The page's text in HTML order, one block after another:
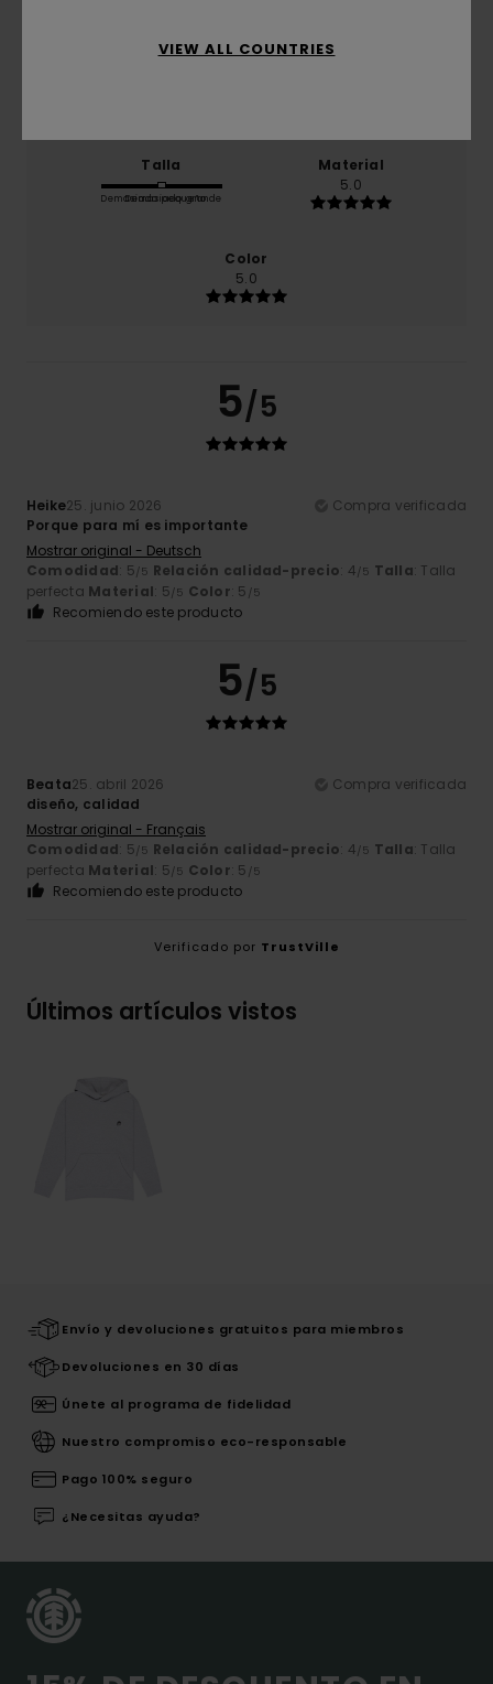
Talla
Demasiado pequeño
Demasiado grande
Material
5.0
Color
5.0
5/5
Heike25. junio 2026
Compra verificada
Porque para mí es importante
Mostrar original - Deutsch
Comodidad: 5/5 Relación calidad-precio: 4/5 Talla: Talla
perfecta Material: 5/5 Color: 5 /5
Recomiendo este producto
5/5
Beata25. abril 2026
Compra verificada
diseño, calidad
Mostrar original - Français
Comodidad: 5/5 Relación calidad-precio: 4/5 Talla: Talla
perfecta Material: 5/5 Color: 5 /5
Recomiendo este producto
Verificado por TrustVille
Últimos artículos vistos
Envío y devoluciones gratuitos para miembros
Devoluciones en 30 días
Únete al programa de fidelidad
Nuestro compromiso eco-responsable
Pago 100% seguro
¿Necesitas ayuda?
VIEW ALL COUNTRIES